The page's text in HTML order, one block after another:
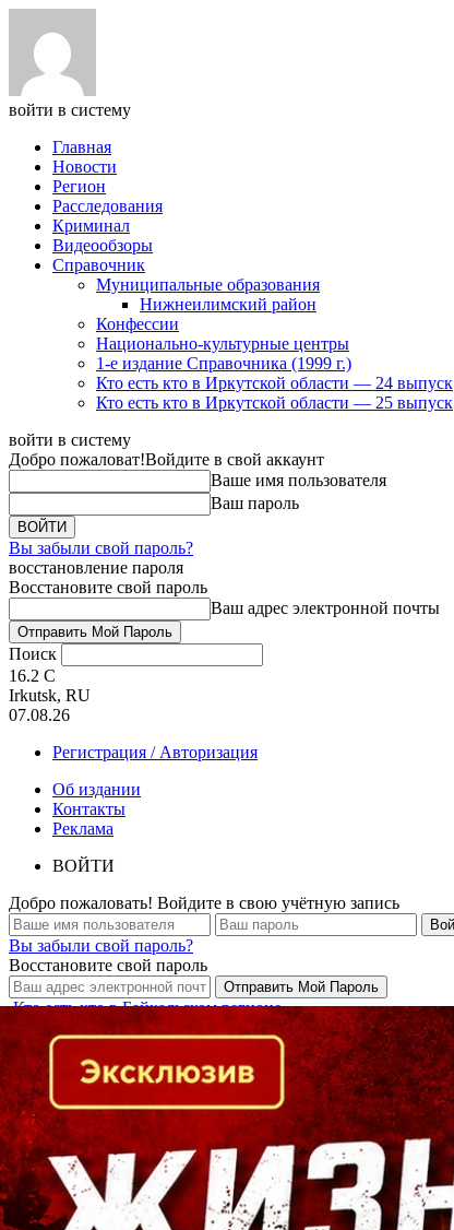
войти в систему
Главная
Новости
Регион
Расследования
Криминал
Видеообзоры
Справочник
Муниципальные образования
Нижнеилимский район
Конфессии
Национально-культурные центры
1-е издание Справочника (1999 г.)
Кто есть кто в Иркутской области — 24 выпуск
Кто есть кто в Иркутской области — 25 выпуск
войти в систему
Добро пожаловат!Войдите в свой аккаунт
Ваше имя пользователя
Ваш пароль
Вы забыли свой пароль?
восстановление пароля
Восстановите свой пароль
Ваш адрес электронной почты
Поиск
16.2 C
Irkutsk, RU
07.08.26
Регистрация / Авторизация
Об издании
Контакты
Реклама
ВОЙТИ
Добро пожаловать! Войдите в свою учётную запись
Вы забыли свой пароль?
Восстановите свой пароль
Кто есть кто в Байкальском регионе